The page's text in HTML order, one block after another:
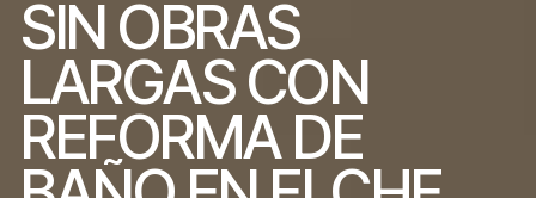
SIN OBRAS
LARGAS CON
REFORMA DE